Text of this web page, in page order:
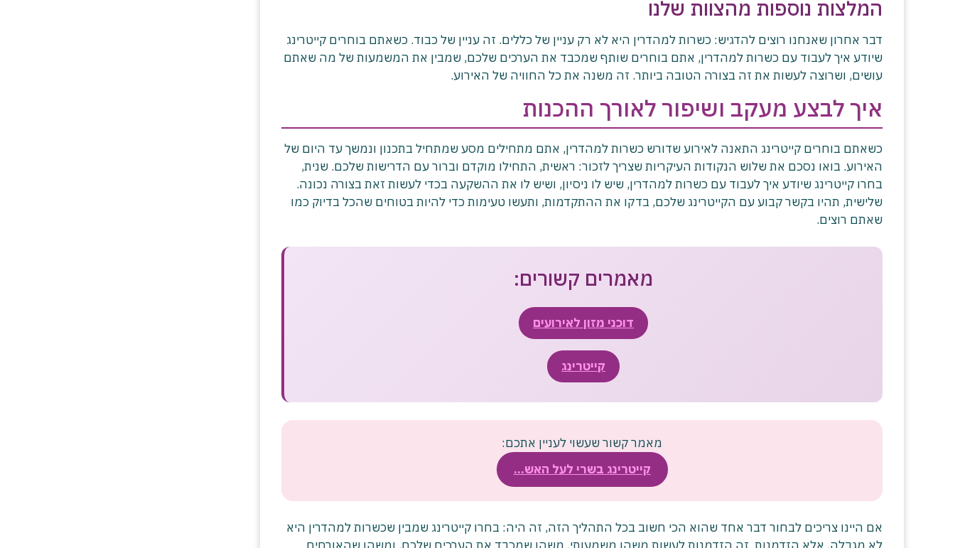
המלצות נוספות מהצוות שלנו
דבר אחרון שאנחנו רוצים להדגיש: כשרות למהדרין היא לא רק עניין של כללים. זה עניין של כבוד. כשאתם בוחרים קייטרינג
שיודע איך לעבוד עם כשרות למהדרין, אתם בוחרים שותף שמכבד את הערכים שלכם, שמבין את המשמעות של מה שאתם
עושים, ושרוצה לעשות את זה בצורה הטובה ביותר. זה משנה את כל החוויה של האירוע.
איך לבצע מעקב ושיפור לאורך ההכנות
כשאתם בוחרים קייטרינג התאנה לאירוע שדורש כשרות למהדרין, אתם מתחילים מסע שמתחיל בתכנון ונמשך עד היום של
האירוע. בואו נסכם את שלוש הנקודות העיקריות שצריך לזכור: ראשית, התחילו מוקדם וברור עם הדרישות שלכם. שנית,
בחרו קייטרינג שיודע איך לעבוד עם כשרות למהדרין, שיש לו ניסיון, ושיש לו את ההשקעה בכדי לעשות זאת בצורה נכונה.
שלישית, תהיו בקשר קבוע עם הקייטרינג שלכם, בדקו את ההתקדמות, ותעשו טעימות כדי להיות בטוחים שהכל בדיוק כמו
שאתם רוצים.
מאמרים קשורים:
דוכני מזון לאירועים
קייטרינג
מאמר קשור שעשוי לעניין אתכם:
קייטרינג בשרי לעל האש…
אם היינו צריכים לבחור דבר אחד שהוא הכי חשוב בכל התהליך הזה, זה היה: בחרו קייטרינג שמבין שכשרות למהדרין היא